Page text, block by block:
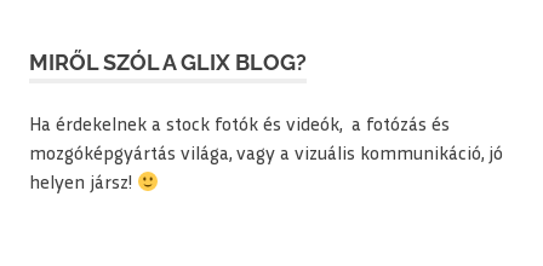
MIRŐL SZÓL A GLIX BLOG?
Ha érdekelnek a stock fotók és videók, a fotózás és
mozgóképgyártás világa, vagy a vizuális kommunikáció, jó
helyen jársz!